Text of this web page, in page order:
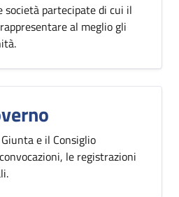
società partecipate di cui il
al meglio gli
e il Consiglio
le registrazioni